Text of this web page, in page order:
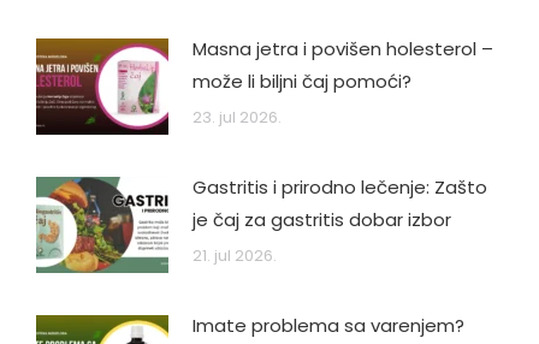
Masna jetra i povišen holesterol –
može li biljni čaj pomoći?
23. jul 2026.
Gastritis i prirodno lečenje: Zašto
je čaj za gastritis dobar izbor
21. jul 2026.
Imate problema sa varenjem?